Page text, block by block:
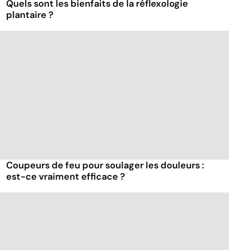
Quels sont les bienfaits de la réflexologie
plantaire ?
Coupeurs de feu pour soulager les douleurs :
est-ce vraiment efficace ?